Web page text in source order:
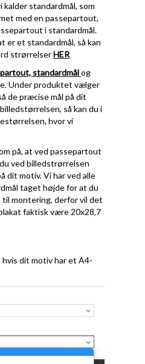
kalder standardmål, som
med en passepartout,
i standardmål.
er et standardmål, så kan
strørrelserHER
standardmålog
Under produktet vælger
de præcise mål på dit
så kan du i
hvor vi
på, at ved passepartout
ved billedstrørrelsen
dit motiv. Vi har ved alle
taget højde for at du
til montering, derfor vil det
faktisk være 20x28,7
hvis dit motiv har et A4-